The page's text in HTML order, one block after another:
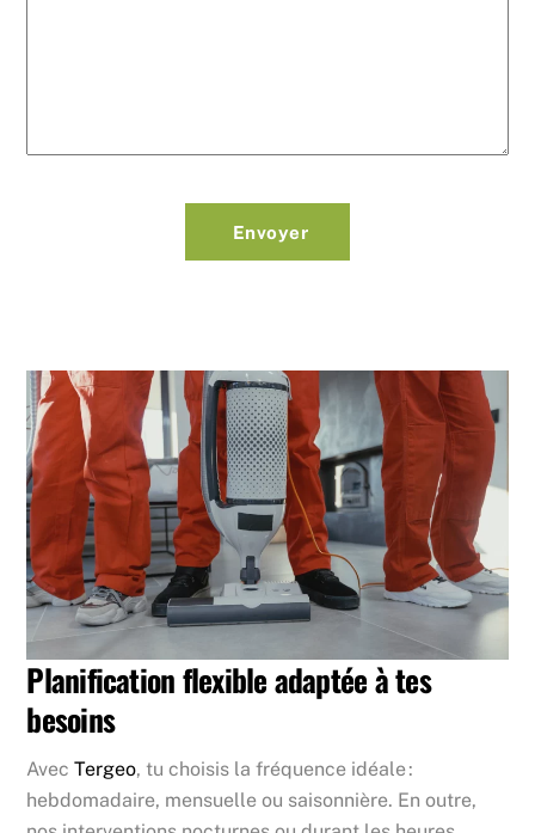
Envoyer
Planification flexible adaptée à tes
besoins
AvecTergeo, tu choisis la fréquence idéale :
hebdomadaire, mensuelle ou saisonnière. En outre,